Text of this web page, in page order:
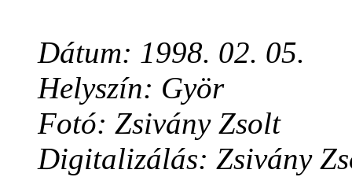
Dátum: 1998. 02. 05.
Helyszín: Györ
Fotó: Zsivány Zsolt
Digitalizálás: Zsivány